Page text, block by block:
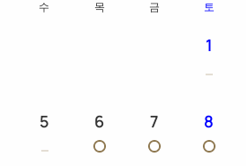
수 목 금 토
1
5 6 7 8